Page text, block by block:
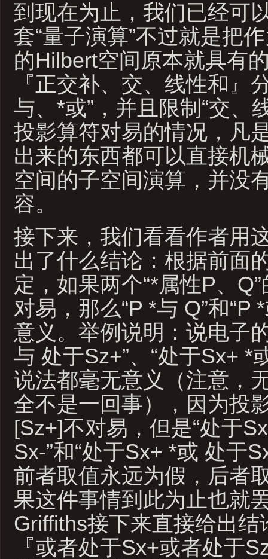
到现在为止，我们已经可
套“量子演算”不过就是把
的Hilbert空间原本就具有
『正交补、交、线性和』
与、*或”，并且限制“交、
投影算符对易的情况，凡
出来的东西都可以直接机
空间的子空间演算，并没
容。
接下来，我们看看作者用
出了什么结论：根据前面
定，如果两个“*属性P、
对易，那么“P *与 Q”和“P
意义。举例说明：说电子
与 处于Sz+”、“处于Sx+ *
说法都毫无意义（注意，
全不是一回事），因为投
[Sz+]不对易，但是“处于
Sx-”和“处于Sx+ *或 处于
前者取值永远为假，后者
果这件事情到此为止也就
Griffiths接下来直接给出结
『或者处于Sx+或者处于